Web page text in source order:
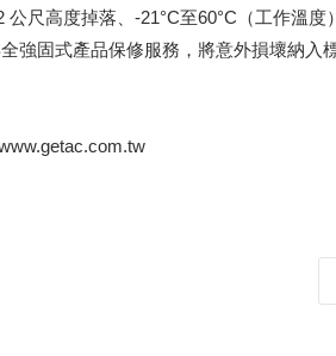
尺高度掉落、-21°C至60°C（工作溫度
強固式產品保修服務，將意外損壞納入